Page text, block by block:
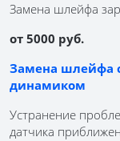
Замена шлейфа
от 5000 руб.
Замена шлейфа
динамиком
Устранение
датчика